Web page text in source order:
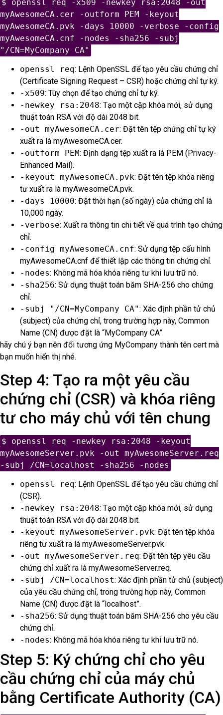
$ openssl req -x509 -newkey rsa:2048 -out
myAwesomeCA.cer -outform PEM -keyout
myAwesomeCA.pvk -days 10000 -verbose -config
myAwesomeCA.cnf -nodes -sha256 -subj
"/CN=MyCompany CA"
openssl req: Lệnh OpenSSL để tạo yêu cầu chứng chỉ
(Certificate Signing Request – CSR) hoặc chứng chỉ tự ký.
-x509: Tùy chọn để tạo chứng chỉ tự ký.
-newkey rsa:2048: Tạo một cặp khóa mới, sử dụng
thuật toán RSA với độ dài 2048 bit.
-out myAwesomeCA.cer: Đặt tên tệp chứng chỉ tự ký
xuất ra là myAwesomeCA.cer.
-outform PEM: Định dạng tệp xuất ra là PEM (Privacy-
Enhanced Mail).
-keyout myAwesomeCA.pvk: Đặt tên tệp khóa riêng
tư xuất ra là myAwesomeCA.pvk.
-days 10000: Đặt thời hạn (số ngày) của chứng chỉ là
10,000 ngày.
-verbose: Xuất ra thông tin chi tiết về quá trình tạo chứng
chỉ.
-config myAwesomeCA.cnf: Sử dụng tệp cấu hình
myAwesomeCA.cnf để thiết lập các thông tin chứng chỉ.
-nodes: Không mã hóa khóa riêng tư khi lưu trữ nó.
-sha256: Sử dụng thuật toán băm SHA-256 cho chứng
chỉ.
-subj "/CN=MyCompany CA": Xác định phần tử chủ
(subject) của chứng chỉ, trong trường hợp này, Common
Name (CN) được đặt là “MyCompany CA”
hãy chú ý bạn nên đổi tương ứng MyCompany thành tên cert mà
bạn muốn hiển thị nhé.
Step 4: Tạo ra một yêu cầu
chứng chỉ (CSR) và khóa riêng
tư cho máy chủ với tên chung
$ openssl req -newkey rsa:2048 -keyout
myAwesomeServer.pvk -out myAwesomeServer.req
-subj /CN=localhost -sha256 -nodes
openssl req: Lệnh OpenSSL để tạo yêu cầu chứng chỉ
(CSR).
-newkey rsa:2048: Tạo một cặp khóa mới, sử dụng
thuật toán RSA với độ dài 2048 bit.
-keyout myAwesomeServer.pvk: Đặt tên tệp khóa
riêng tư xuất ra là myAwesomeServer.pvk.
-out myAwesomeServer.req: Đặt tên tệp yêu cầu
chứng chỉ xuất ra là myAwesomeServer.req.
-subj /CN=localhost: Xác định phần tử chủ (subject)
của yêu cầu chứng chỉ, trong trường hợp này, Common
Name (CN) được đặt là “localhost”.
-sha256: Sử dụng thuật toán băm SHA-256 cho yêu cầu
chứng chỉ.
-nodes: Không mã hóa khóa riêng tư khi lưu trữ nó.
Step 5: Ký chứng chỉ cho yêu
cầu chứng chỉ của máy chủ
bằng Certificate Authority (CA)